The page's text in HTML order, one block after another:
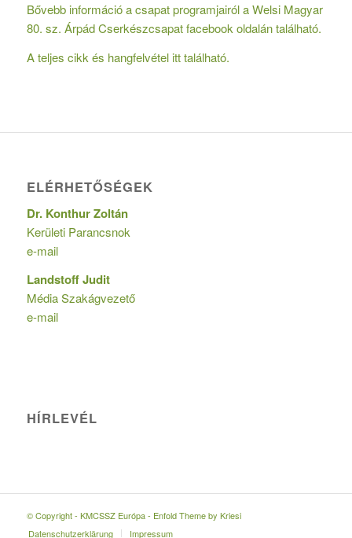
Bővebb információ a csapat programjairól a Welsi Magyar
80. sz. Árpád Cserkészcsapat facebook oldalán található.
A teljes cikk és hangfelvétel itttalálható.
ELÉRHETŐSÉGEK
Dr. Konthur Zoltán
Kerületi Parancsnok
e-mail
Landstoff Judit
Média Szakágvezető
e-mail
HÍRLEVÉL
© Copyright - KMCSSZ Európa - Enfold Theme by Kriesi
Datenschutzerklärung
Impressum